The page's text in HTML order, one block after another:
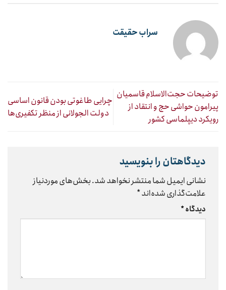
سراب حقیقت
توضیحات حجت‌الاسلام قاسمیان
پیرامون حواشی حج و انتقاد از
رویکرد دیپلماسی کشور
چرایی طاغوتی بودن قانون اساسی
دولت الجولانی از منظر تکفیری‌ها
دیدگاهتان را بنویسید
نشانی ایمیل شما منتشر نخواهد شد.بخش‌های موردنیاز
علامت‌گذاری شده‌اند*
دیدگاه*